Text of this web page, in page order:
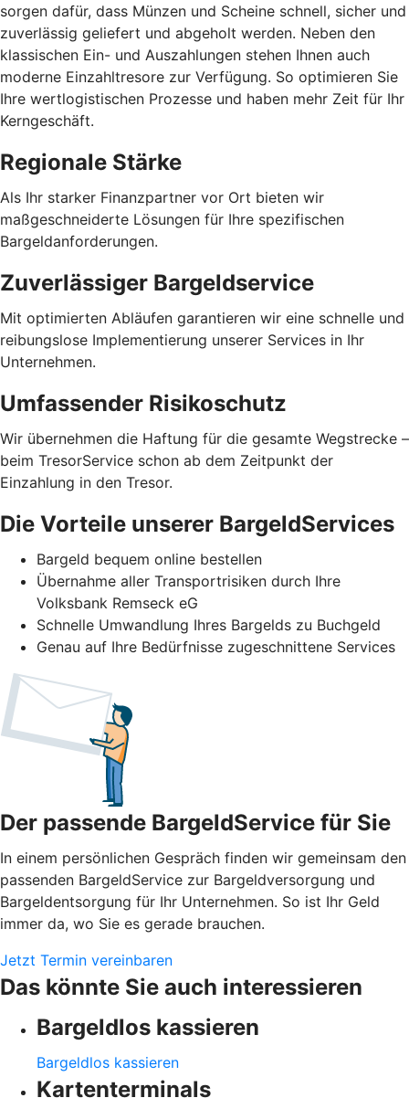
sorgen dafür, dass Münzen und Scheine schnell, sicher und
zuverlässig geliefert und abgeholt werden. Neben den
klassischen Ein- und Auszahlungen stehen Ihnen auch
moderne Einzahltresore zur Verfügung. So optimieren Sie
Ihre wertlogistischen Prozesse und haben mehr Zeit für Ihr
Kerngeschäft.
Regionale Stärke
Als Ihr starker Finanzpartner vor Ort bieten wir
maßgeschneiderte Lösungen für Ihre spezifischen
Bargeldanforderungen.
Zuverlässiger Bargeldservice
Mit optimierten Abläufen garantieren wir eine schnelle und
reibungslose Implementierung unserer Services in Ihr
Unternehmen.
Umfassender Risikoschutz
Wir übernehmen die Haftung für die gesamte Wegstrecke –
beim TresorService schon ab dem Zeitpunkt der
Einzahlung in den Tresor.
Die Vorteile unserer BargeldServices
Bargeld bequem online bestellen
Übernahme aller Transportrisiken durch Ihre
Volksbank Remseck eG
Schnelle Umwandlung Ihres Bargelds zu Buchgeld
Genau auf Ihre Bedürfnisse zugeschnittene Services
Der passende BargeldService für Sie
In einem persönlichen Gespräch finden wir gemeinsam den
passenden BargeldService zur Bargeldversorgung und
Bargeldentsorgung für Ihr Unternehmen. So ist Ihr Geld
immer da, wo Sie es gerade brauchen.
Jetzt Termin vereinbaren
Das könnte Sie auch interessieren
Bargeldlos kassieren
Bargeldlos kassieren
Kartenterminals